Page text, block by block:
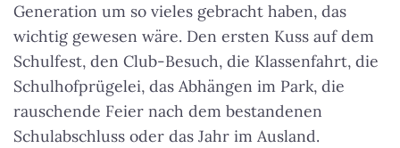
Generation um so vieles gebracht haben, das
wichtig gewesen wäre. Den ersten Kuss auf dem
Schulfest, den Club-Besuch, die Klassenfahrt, die
Schulhofprügelei, das Abhängen im Park, die
rauschende Feier nach dem bestandenen
Schulabschluss oder das Jahr im Ausland.